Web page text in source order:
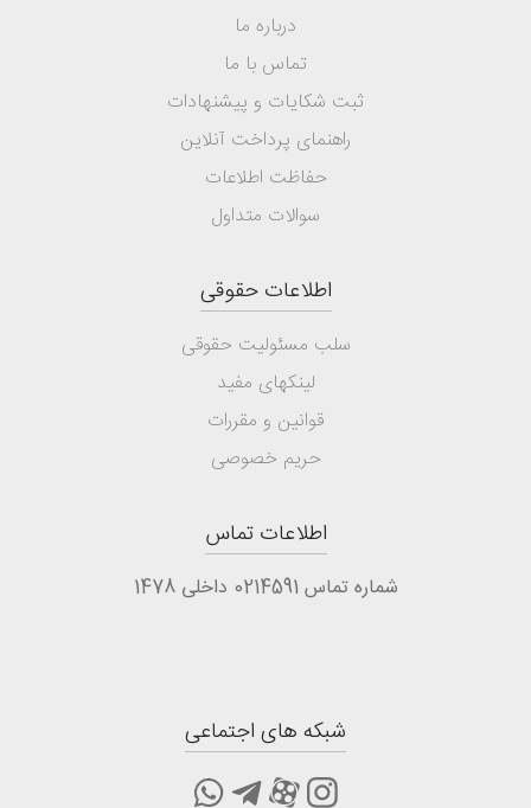
درباره ما
تماس با ما
ثبت شکایات و پیشنهادات
راهنمای پرداخت آنلاین
حفاظت اطلاعات
سوالات متداول
اطلاعات حقوقی
سلب مسئولیت حقوقی
لینکهای مفید
قوانین و مقررات
حریم خصوصی
اطلاعات تماس
شماره تماس 0214591 داخلی 1478
شبکه های اجتماعی